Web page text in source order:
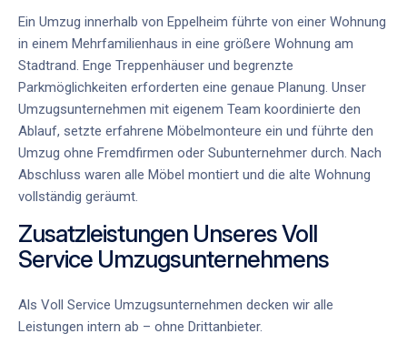
Ein Umzug innerhalb von Eppelheim führte von einer Wohnung
in einem Mehrfamilienhaus in eine größere Wohnung am
Stadtrand. Enge Treppenhäuser und begrenzte
Parkmöglichkeiten erforderten eine genaue Planung. Unser
Umzugsunternehmen mit eigenem Team koordinierte den
Ablauf, setzte erfahrene Möbelmonteure ein und führte den
Umzug ohne Fremdfirmen oder Subunternehmer durch. Nach
Abschluss waren alle Möbel montiert und die alte Wohnung
vollständig geräumt.
Zusatzleistungen Unseres Voll
Service Umzugsunternehmens
Als Voll Service Umzugsunternehmen decken wir alle
Leistungen intern ab – ohne Drittanbieter.